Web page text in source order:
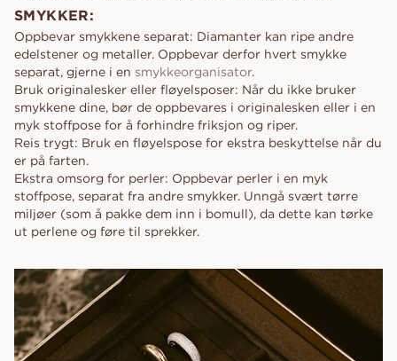
SMYKKER:
Oppbevar smykkene separat: Diamanter kan ripe andre
edelstener og metaller. Oppbevar derfor hvert smykke
separat, gjerne i en smykkeorganisator.
Bruk originalesker eller fløyelsposer: Når du ikke bruker
smykkene dine, bør de oppbevares i originalesken eller i en
myk stoffpose for å forhindre friksjon og riper.
Reis trygt: Bruk en fløyelspose for ekstra beskyttelse når du
er på farten.
Ekstra omsorg for perler: Oppbevar perler i en myk
stoffpose, separat fra andre smykker. Unngå svært tørre
miljøer (som å pakke dem inn i bomull), da dette kan tørke
ut perlene og føre til sprekker.